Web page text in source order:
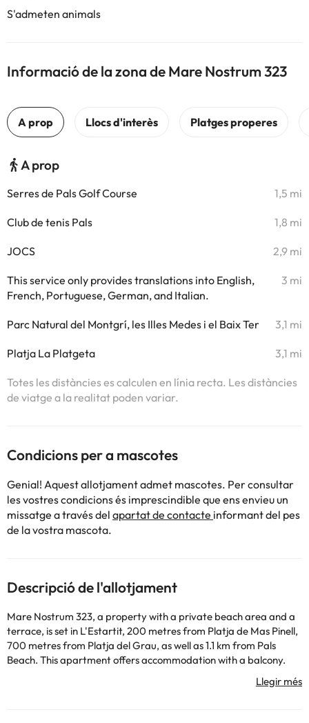
S'admeten animals
Informació de la zona de Mare Nostrum 323
A prop
Serres de Pals Golf Course 1,5 mi
Club de tenis Pals 1,8 mi
JOCS 2,9 mi
This service only provides translations into English,
French, Portuguese, German, and Italian.
3 mi
Parc Natural del Montgrí, les Illes Medes i el Baix Ter 3,1 mi
Platja La Platgeta 3,1 mi
Totes les distàncies es calculen en línia recta. Les distàncies
de viatge a la realitat poden variar.
Condicions per a mascotes
Genial! Aquest allotjament admet mascotes. Per consultar
les vostres condicions és imprescindible que ens envieu un
missatge a través del apartat de contacte informant del pes
de la vostra mascota.
Descripció de l'allotjament
Mare Nostrum 323, a property with a private beach area and a
terrace, is set in L'Estartit, 200 metres from Platja de Mas Pinell,
700 metres from Platja del Grau, as well as 1.1 km from Pals
Beach. This apartment offers accommodation with a balcony.
The property is non-smoking and is situated 15 km from Medes